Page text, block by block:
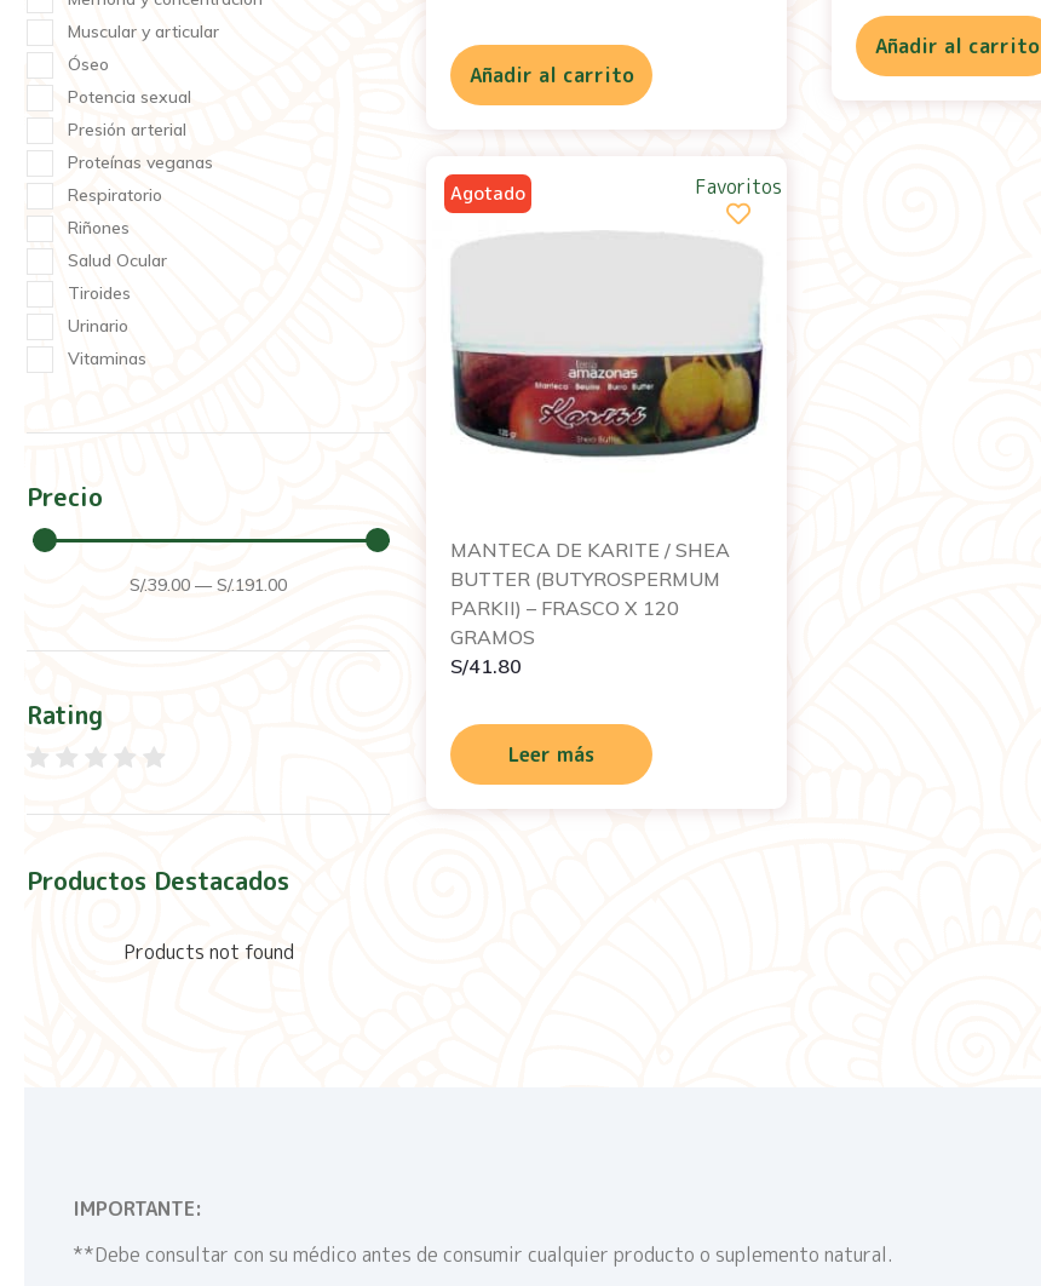
Muscular y articular
Óseo
Potencia sexual
Presión arterial
Proteínas veganas
Respiratorio
Riñones
Salud Ocular
Tiroides
Urinario
Vitaminas
Precio
S/.39.00 —S/.191 .00
Rating
Productos Destacados
Products not found
Añadir al carrito
Añadir al carrito
MANTECA DE KARITE / SHEA
BUTTER (BUTYROSPERMUM
PARKII) – FRASCO X 120
GRAMOS
S/41.80
Leer más
Favoritos
IMPORTANTE:
**Debe consultar con su médico antes de consumir cualquier producto o suplemento natural.